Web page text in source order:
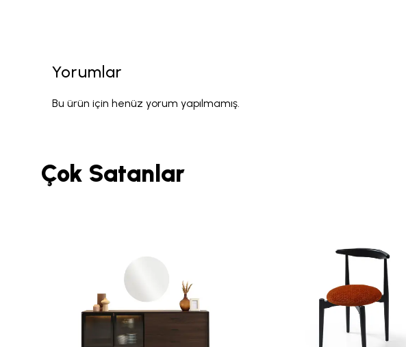
Yorumlar
Bu ürün için henüz yorum yapılmamış.
Çok Satanlar